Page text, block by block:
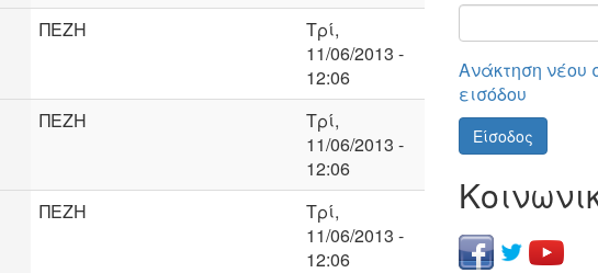
ΠΕΖΗ
Τρί,
11/06/2013 -
12:06
ΠΕΖΗ
Τρί,
11/06/2013 -
12:06
ΠΕΖΗ
Τρί,
11/06/2013 -
12:06
Ανάκτηση νέου
εισόδου
Είσοδος